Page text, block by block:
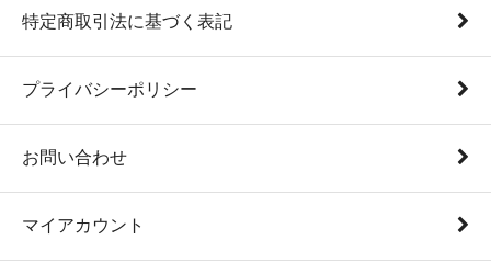
特定商取引法に基づく表記
プライバシーポリシー
お問い合わせ
マイアカウント